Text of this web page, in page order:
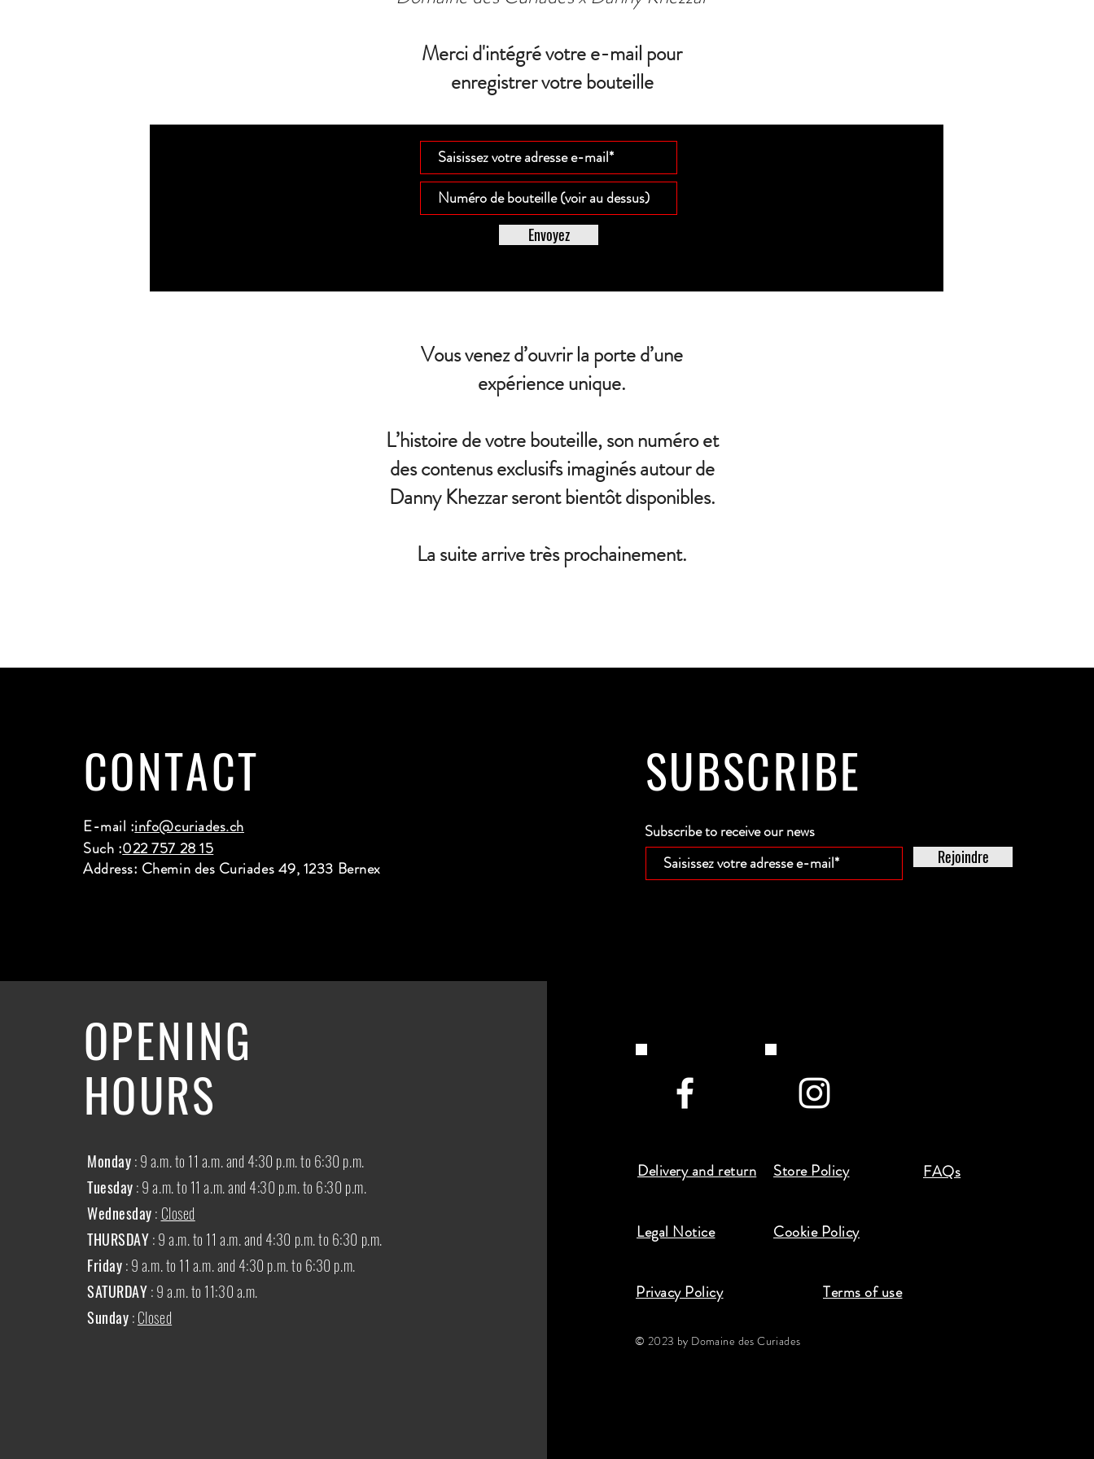
Merci d'intégré votre e-mail pour
enregistrer votre bouteille
Envoyez
Vous venez d’ouvrir la porte d’une
expérience unique.
L’histoire de votre bouteille, son numéro et
des contenus exclusifs imaginés autour de
Danny Khezzar seront bientôt disponibles.
La suite arrive très prochainement.
CONTACT
E-mail :info@curiades.ch
Such :022 757 28 15
Address: Chemin des Curiades 49, 1233 Bernex
SUBSCRIBE
Subscribe to receive our news
Rejoindre
OPENING
HOURS
Monday: 9 a.m. to 11 a.m. and 4:30 p.m. to 6:30 p.m.
Tuesday: 9 a.m. to 11 a.m. and 4:30 p.m. to 6:30 p.m.
Wednesday: Closed
THURSDAY:9 a.m. to 11 a.m. and 4:30 p.m. to 6:30 p.m.
Friday: 9 a.m. to 11 a.m. and 4:30 p.m. to 6:30 p.m.
SATURDAY: 9 a.m. to 11:30 a.m.
Sunday:Closed
Delivery and return Store Policy FAQs
Legal Notice Cookie Policy
Privacy Policy Terms of use
© 2023 by Domaine des Curiades